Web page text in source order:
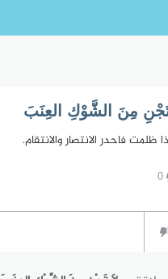
تَجْنِ مِنَ الشَّوْكِ العِنَبَ
ظلمت فاحدر الانتصار والانتقام.
0